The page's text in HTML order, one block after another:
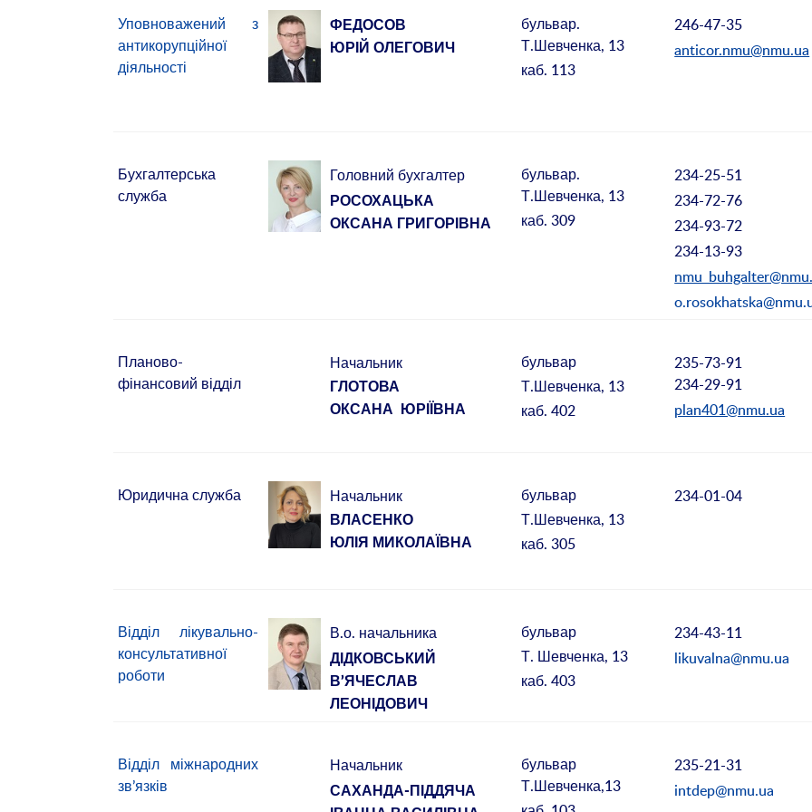
Уповноважений з
антикорупційної
діяльності
ФЕДОСОВ
ЮРІЙ ОЛЕГОВИЧ
бульвар.
Т.Шевченка, 13
каб. 113
246-47-35
anticor.nmu@nmu.ua
Бухгалтерська
служба
Головний бухгалтер
РОСОХАЦЬКА
ОКСАНА ГРИГОРІВНА
бульвар.
Т.Шевченка, 13
каб. 309
234-25-51
234-72-76
234-93-72
234-13-93
Планово-
фінансовий відділ
Начальник
ГЛОТОВА
ОКСАНА ЮРІЇВНА
бульвар
Т.Шевченка, 13
каб. 402
235-73-91
234-29-91
plan401@nmu.ua
Юридична служба Начальник
ВЛАСЕНКО
ЮЛІЯ МИКОЛАЇВНА
бульвар
Т.Шевченка, 13
каб. 305
234-01-04
Відділ лікувально-
консультативної
роботи
В.о. начальника
ДІДКОВСЬКИЙ
В’ЯЧЕСЛАВ
ЛЕОНІДОВИЧ
бульвар
Т. Шевченка, 13
каб. 403
234-43-11
likuvalna@nmu.ua
Відділ міжнародних
зв’язків
Начальник
САХАНДА-ПІДДЯЧА
бульвар
Т.Шевченка,13
235-21-31
intdep@nmu.ua